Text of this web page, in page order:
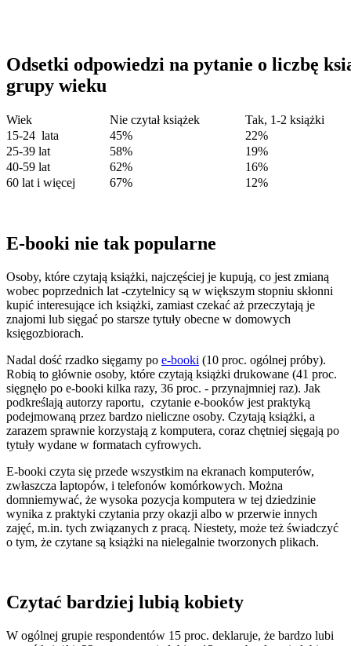
Odsetki odpowiedzi na pytanie o liczbę
grupy wieku
Wiek Nie czytał książek
Tak, 1-2 książki
15-24 lata 45%
22%
25-39 lat
58%
19%
40-59 lat
62%
16%
60 lat i więcej
67% 12%
E-booki nie tak popularne
Osoby, które czytają książki, najczęściej je kupują, co jest zmianą
wobec poprzednich lat -czytelnicy są w większym stopniu skłonni
kupić interesujące ich książki, zamiast czekać aż przeczytają je
znajomi lub sięgać po starsze tytuły obecne w domowych
księgozbiorach.
Nadal dość rzadko sięgamy po e-booki (10 proc. ogólnej próby).
Robią to głównie osoby, które czytają książki drukowane (41 proc.
sięgnęło po e-booki kilka razy, 36 proc. - przynajmniej raz). Jak
podkreślają autorzy raportu, czytanie e-booków jest praktyką
podejmowaną przez bardzo nieliczne osoby. Czytają książki, a
zarazem sprawnie korzystają z komputera, coraz chętniej sięgają po
tytuły wydane w formatach cyfrowych.
E-booki czyta się przede wszystkim na ekranach komputerów,
zwłaszcza laptopów, i telefonów komórkowych. Można
domniemywać, że wysoka pozycja komputera w tej dziedzinie
wynika z praktyki czytania przy okazji albo w przerwie innych
zajęć, m.in. tych związanych z pracą. Niestety, może też świadczyć
o tym, że czytane są książki na nielegalnie tworzonych plikach.
Czytać bardziej lubią kobiety
W ogólnej grupie respondentów 15 proc. deklaruje, że bardzo lubi